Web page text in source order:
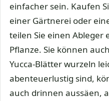
einfacher sein. Kaufen
einer Gärtnerei oder
teilen Sie einen Ableger
Pflanze. Sie können
Yucca-Blätter wurzeln
abenteuerlustig sind,
auch drinnen aussäen,